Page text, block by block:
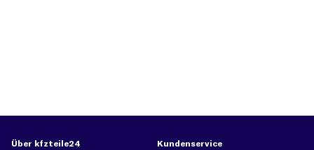
Über kfzteile24 Kundenservice